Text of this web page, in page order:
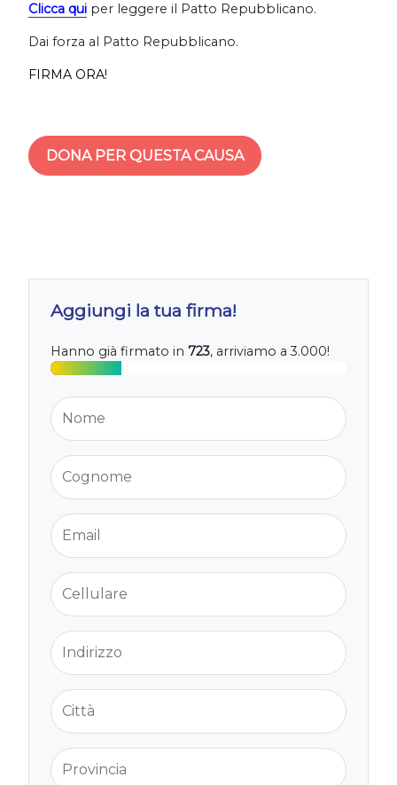
Clicca qui per leggere il Patto Repubblicano.
Dai forza al Patto Repubblicano.
FIRMA ORA!
DONA PER QUESTA CAUSA
Aggiungi la tua firma!
Hanno già firmato in 723, arriviamo a 3.000!
Nome
Cognome
Email
Cellulare
Indirizzo
Città
Provincia